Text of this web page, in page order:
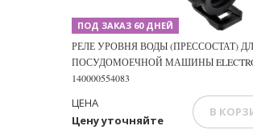
ПОД ЗАКАЗ 60 ДНЕЙ
РЕЛЕ УРОВНЯ ВОДЫ (ПРЕССОСТАТ)
ПОСУДОМОЕЧНОЙ МАШИНЫ
140000554083
Цену уточняйте
ЦЕНА
В